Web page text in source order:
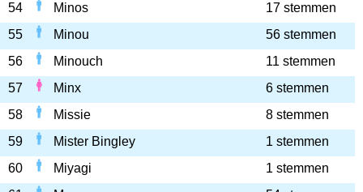
54
Minos
17 stemmen
55
Minou
56 stemmen
56
Minouch
11 stemmen
57
Minx
6 stemmen
58
Missie
8 stemmen
59
Mister Bingley
1 stemmen
60
Miyagi
1 stemmen